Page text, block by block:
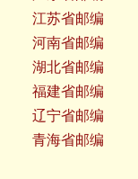
江苏省邮编
河南省邮编
湖北省邮编
福建省邮编
辽宁省邮编
青海省邮编